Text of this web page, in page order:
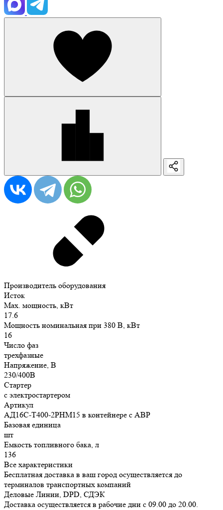
Производитель оборудования
Исток
Max. мощность, кВт
17.6
Мощность номинальная при 380 В, кВт
16
Число фаз
трехфазные
Напряжение, В
230/400В
Стартер
с электростартером
Артикул
АД16С-Т400-2РНМ15 в контейнере с АВР
Базовая единица
шт
Емкость топливного бака, л
136
Все характеристики
Бесплатная доставка в ваш город осуществляется до
терминалов транспортных компаний
Деловые Линии, DPD, СДЭК
Доставка осуществляется в рабочие дни с 09.00 до 20.00.